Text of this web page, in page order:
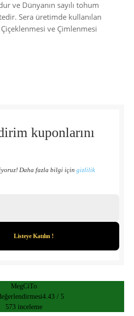
ve Dünyanın sayılı tohum
Sera üretimde kullanılan
ve Çimlenmesi
kuponlarını
Daha fazla bilgi için gizlilik
MegCiTo
4.43 / 5
573 inceleme